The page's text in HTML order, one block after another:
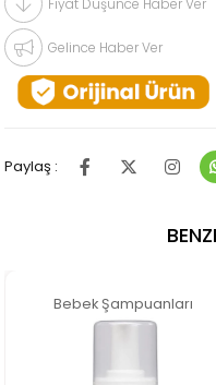
Fiyat Düşünce Haber Ver
Gelince Haber Ver
Paylaş :
Bebek Şampuanları